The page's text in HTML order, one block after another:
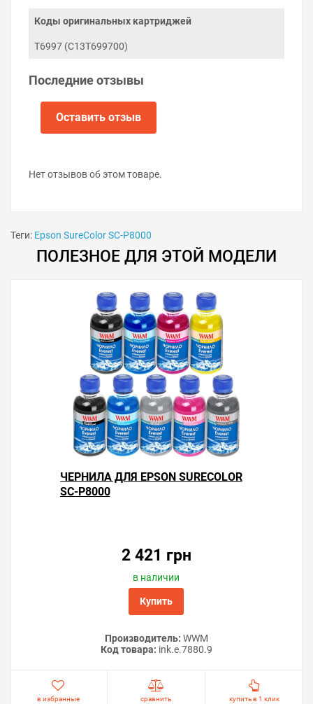
Коды оригинальных картриджей
T6997 (C13T699700)
Последние отзывы
Оставить отзыв
Нет отзывов об этом товаре.
Теги: Epson SureColor SC-P8000
ПОЛЕЗНОЕ ДЛЯ ЭТОЙ МОДЕЛИ
ЧЕРНИЛА ДЛЯ EPSON SURECOLOR
SC-P8000
2 421 грн
в наличии
Купить
Производитель: WWM
Код товара: ink.e.7880.9
в избранные сравнить купить в 1 клик